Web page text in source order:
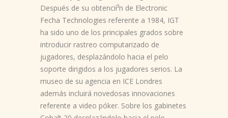
Después de su obtencií³n de Electronic
Fecha Technologies referente a 1984, IGT
ha sido uno de los principales grados sobre
introducir rastreo computarizado de
jugadores, desplazándolo hacia el pelo
soporte dirigidos a los jugadores serios. La
museo de su agencia en ICE Londres
además incluirá novedosas innovaciones
referente a video póker. Sobre los gabinetes